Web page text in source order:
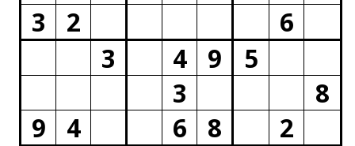
3
2
6
3
4 9
5
3
8
9
4 6 8
2